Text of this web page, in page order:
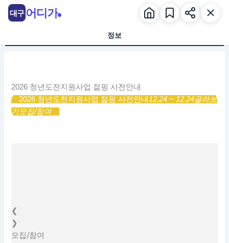
정보
2026 청년도전지원사업 젊핑 사전안내
2026 청년도전지원사업 젊핑 사전안내 12.24 ~ 12.24골라보
기모집/참여
❮
❯
모집/참여
대구 어디가